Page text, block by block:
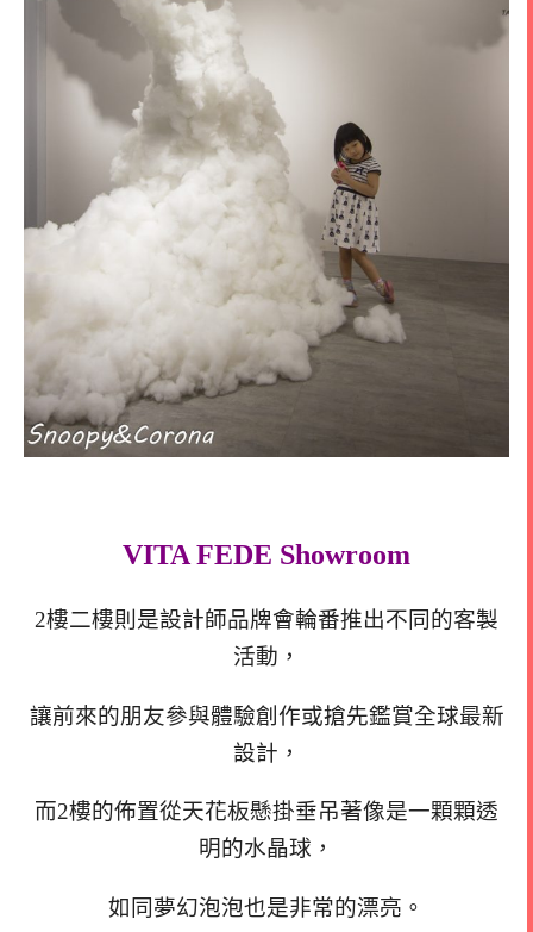
VITA FEDE Showroom
2樓二樓則是設計師品牌會輪番推出不同的客製
活動，
讓前來的朋友參與體驗創作或搶先鑑賞全球最新
設計，
而2樓的佈置從天花板懸掛垂吊著像是一顆顆透
明的水晶球，
如同夢幻泡泡也是非常的漂亮。